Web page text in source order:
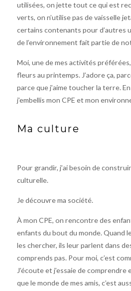
utilisées, on jette tout ce qui est
verts, on n’utilise pas de vaisselle
certains contenants pour d’autres
de l’environnement fait partie de
Moi, une de mes activités
fleurs au printemps. J’adore ça,
parce que j’aime toucher la terre.
j’embellis mon CPE et mon
Ma culture
Pour grandir, j’ai besoin de
culturelle.
Je découvre ma société.
À mon CPE, on rencontre des
enfants du bout du monde. Quand
les chercher, ils leur parlent dans
comprends pas. Pour moi, c’est
J’écoute et j’essaie de comprendre
que le monde de mes amis, c’est